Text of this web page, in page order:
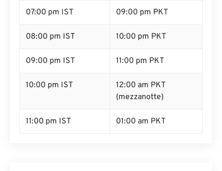
07:00 pm IST 09:00 pm PKT
08:00 pm IST 10:00 pm PKT
09:00 pm IST 11:00 pm PKT
10:00 pm IST
12:00 am PKT
(mezzanotte)
11:00 pm IST 01:00 am PKT